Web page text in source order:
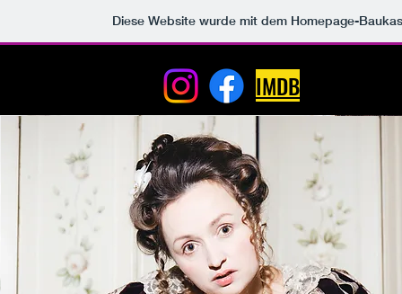
Diese Website wurde mit dem Homepage-
IMDB